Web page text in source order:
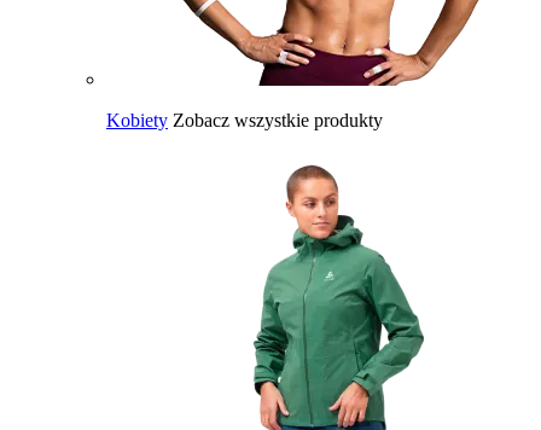
Kobiety Zobacz wszystkie produkty